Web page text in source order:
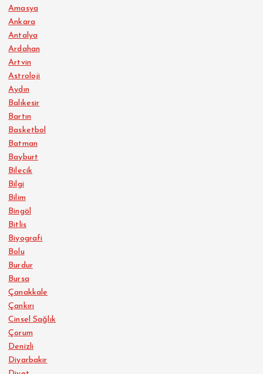
Amasya
Ankara
Antalya
Ardahan
Artvin
Astroloji
Aydın
Balıkesir
Bartın
Basketbol
Batman
Bayburt
Bilecik
Bilgi
Bilim
Bingöl
Bitlis
Biyografi
Bolu
Burdur
Bursa
Çanakkale
Çankırı
Cinsel Sağlık
Çorum
Denizli
Diyarbakır